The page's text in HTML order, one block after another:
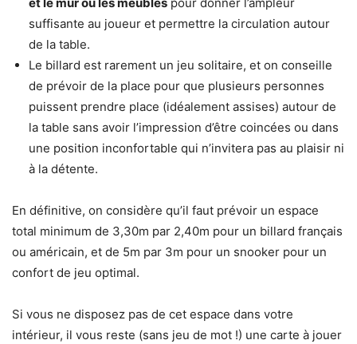
suffisante au joueur et permettre la circulation autour
de la table.
Le billard est rarement un jeu solitaire, et on conseille
de prévoir de la place pour que plusieurs personnes
puissent prendre place (idéalement assises) autour de
la table sans avoir l’impression d’être coincées ou dans
une position inconfortable qui n’invitera pas au plaisir ni
à la détente.
En définitive, on considère qu’il faut prévoir un espace
total minimum de 3,30m par 2,40m pour un billard français
ou américain, et de 5m par 3m pour un snooker pour un
confort de jeu optimal.
Si vous ne disposez pas de cet espace dans votre
intérieur, il vous reste (sans jeu de mot !) une carte à jouer